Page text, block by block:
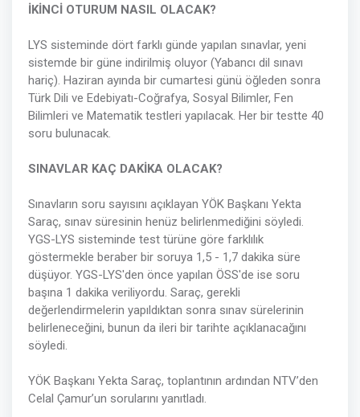
İKİNCİ OTURUM NASIL OLACAK?
LYS sisteminde dört farklı günde yapılan sınavlar, yeni
sistemde bir güne indirilmiş oluyor (Yabancı dil sınavı
hariç). Haziran ayında bir cumartesi günü öğleden sonra
Türk Dili ve Edebiyatı-Coğrafya, Sosyal Bilimler, Fen
Bilimleri ve Matematik testleri yapılacak. Her bir testte 40
soru bulunacak.
SINAVLAR KAÇ DAKİKA OLACAK?
Sınavların soru sayısını açıklayan YÖK Başkanı Yekta
Saraç, sınav süresinin henüz belirlenmediğini söyledi.
YGS-LYS sisteminde test türüne göre farklılık
göstermekle beraber bir soruya 1,5 - 1,7 dakika süre
düşüyor. YGS-LYS'den önce yapılan ÖSS'de ise soru
başına 1 dakika veriliyordu. Saraç, gerekli
değerlendirmelerin yapıldıktan sonra sınav sürelerinin
belirleneceğini, bunun da ileri bir tarihte açıklanacağını
söyledi.
YÖK Başkanı Yekta Saraç, toplantının ardından NTV’den
Celal Çamur’un sorularını yanıtladı.